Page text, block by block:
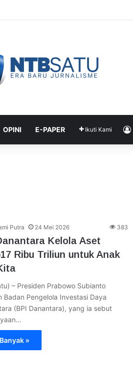
dan HP Mati ke Pegawai Bank
OPINI E-PAPER Ikuti Kami
Putra 24 Mei 2026 383
Kelola Aset
Ribu Triliun untuk Anak
– Presiden Prabowo Subianto
Badan Pengelola Investasi Daya
(BPI Danantara), yang ia sebut
»